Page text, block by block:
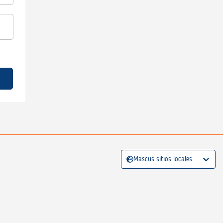
Mascus sitios locales